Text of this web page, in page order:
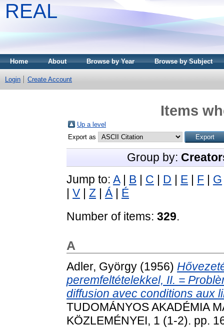
REAL
Home About Browse by Year Browse by Subject
Login Create Account
Items
Up a level
Export as
Group by:
Jump to: A| B | C | D | E | F | G
| V | Z | Á | É
Number of items: 329.
A
Adler, György (1956)
peremfeltételekkel, II. =
diffusion avec conditions aux
TUDOMÁNYOS AKADÉMIA
KÖZLEMÉNYEI, 1 (1-2). pp.